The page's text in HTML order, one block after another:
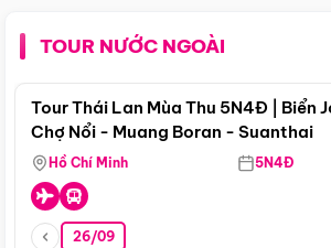
TOUR NƯỚC NGOÀI
Tour Thái Lan Mùa Thu 5N4Đ | Biển
Chợ Nổi - Muang Boran - Suanthai
Hồ Chí Minh 5N4Đ
26/09